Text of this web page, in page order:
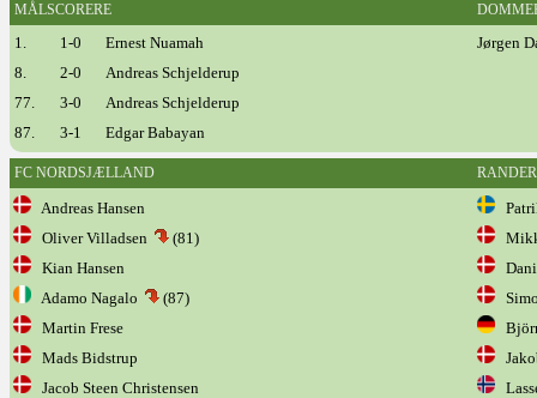
MÅLSCORERE
1. 1-0 Ernest Nuamah
Jørgen
8.
2-0
Andreas Schjelderup
77.
3-0
Andreas Schjelderup
87.
3-1 Edgar Babayan
FC NORDSJÆLLAND
Andreas Hansen
Oliver Villadsen
(81)
Kian Hansen
Adamo Nagalo
(87)
Martin Frese
Mads Bidstrup
Jacob Steen Christensen